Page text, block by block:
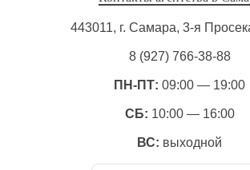
443011, г. Самара, 3-я
8 (927) 766-38-88
ПН-ПТ: 09:00 — 19:00
СБ: 10:00 — 16:00
ВС: выходной